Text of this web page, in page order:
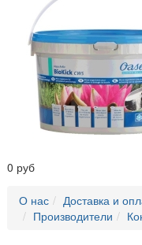
0 руб
О нас Доставка и
Производители